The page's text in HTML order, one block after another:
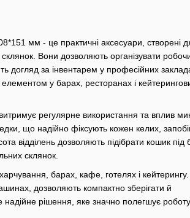
мм - це практичні аксесуари, створені
Вони дозволяють організувати
догляд за інвентарем у професійних
елементом у барах, ресторанах і
регулярне використання та вплив
що надійно фіксують кожен келих,
відділень дозволяють підібрати кошик під
склянок.
барах, кафе, готелях і
дозволяють компактно зберігати й
надійне рішення, яке значно полегшує роботу